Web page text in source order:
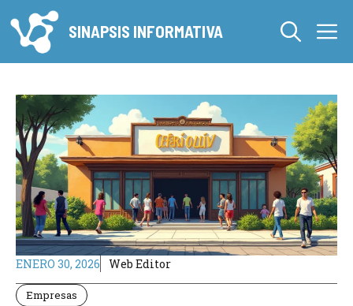
al
contenido
SINAPSIS INFORMATIVA
ENERO 30, 2026 Web Editor
Empresas